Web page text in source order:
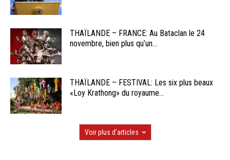
THAÏLANDE – FRANCE: Au Bataclan le 24
novembre, bien plus qu’un...
THAÏLANDE – FESTIVAL: Les six plus beaux
«Loy Krathong» du royaume...
Voir plus d'articles